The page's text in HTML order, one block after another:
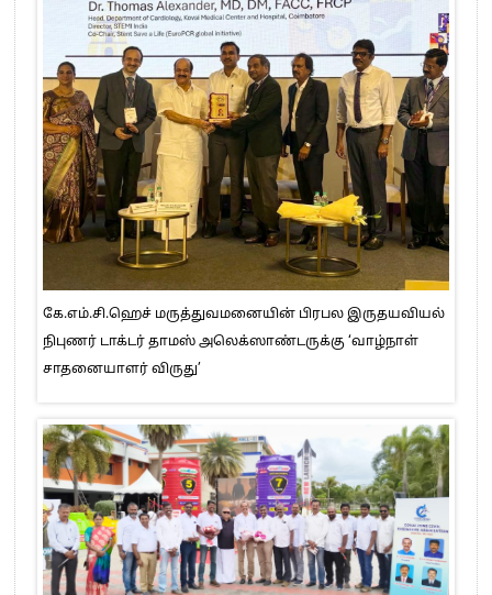
கே.எம்.சி.ஹெச் மருத்துவமனையின் பிரபல இருதயவியல்
நிபுணர் டாக்டர் தாமஸ் அலெக்ஸாண்டருக்கு ‘வாழ்நாள்
சாதனையாளர் விருது’